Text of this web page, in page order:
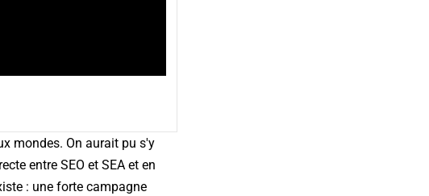
mondes. On aurait pu s'y
entre SEO et SEA et en
: une forte campagne